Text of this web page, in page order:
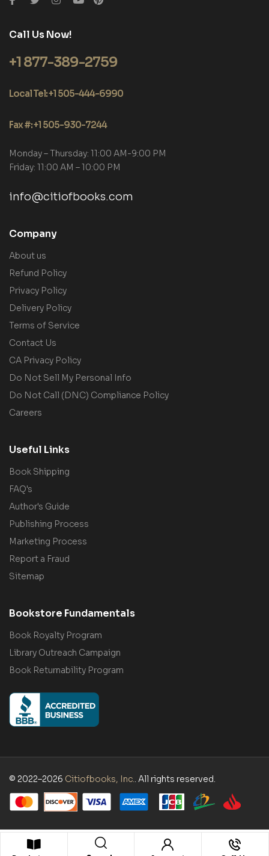
Call Us Now!
+1 877-389-2759
Local Tel: +1 505-444-6990
Fax #: +1 505-930-7244
Monday – Thursday: 11:00 AM-9:00 PM
Friday: 11:00 AM – 10:00 PM
info@citiofbooks.com
Company
About us
Refund Policy
Privacy Policy
Delivery Policy
Terms of Service
Contact Us
CA Privacy Policy
Do Not Sell My Personal Info
Do Not Call (DNC) Compliance Policy
Careers
Useful Links
Book Shipping
FAQ's
Author's Guide
Publishing Process
Marketing Process
Report a Fraud
Sitemap
Bookstore Fundamentals
Book Royalty Program
Library Outreach Campaign
Book Returnability Program
© 2022–2026 Citiofbooks, Inc. . All rights reserved.